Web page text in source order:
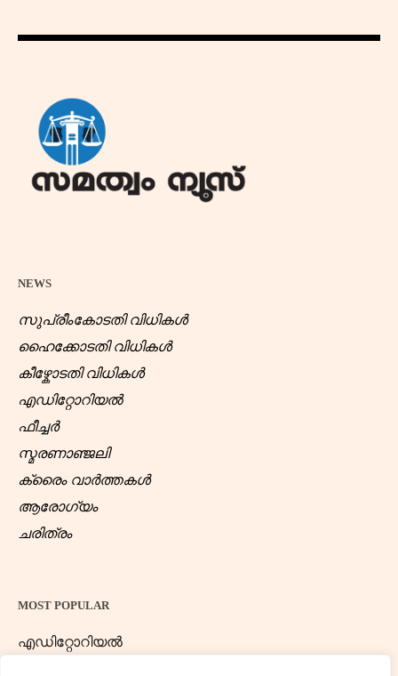
NEWS
സുപ്രീംകോടതി വിധികൾ
ഹൈക്കോടതി വിധികൾ
കീഴ്കോടതി വിധികൾ
എഡിറ്റോറിയൽ
ഫീച്ചർ
സ്മരണാഞ്ജലി
ക്രൈം വാർത്തകൾ
ആരോഗ്യം
ചരിത്രം
MOST POPULAR
എഡിറ്റോറിയൽ